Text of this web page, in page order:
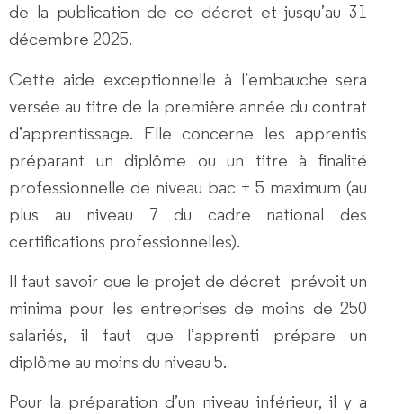
de la publication de ce décret et jusqu’au 31
décembre 2025.
Cette aide exceptionnelle à l’embauche sera
versée au titre de la première année du contrat
d’apprentissage. Elle concerne les apprentis
préparant un diplôme ou un titre à finalité
professionnelle de niveau bac + 5 maximum (au
plus au niveau 7 du cadre national des
certifications professionnelles).
Il faut savoir que le projet de décret prévoit un
minima pour les entreprises de moins de 250
salariés, il faut que l’apprenti prépare un
diplôme au moins du niveau 5.
Pour la préparation d’un niveau inférieur, il y a